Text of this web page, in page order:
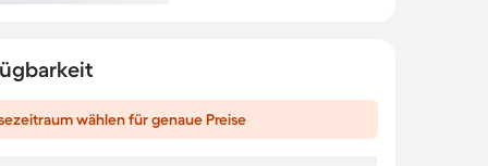
wählen für genaue Preise